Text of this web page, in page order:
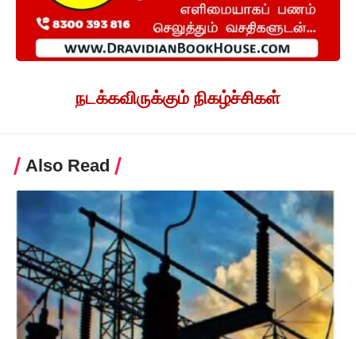
நடக்கவிருக்கும் நிகழ்ச்சிகள்
Also Read